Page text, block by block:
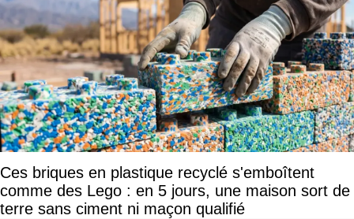
Ces briques en plastique recyclé s'emboîtent
comme des Lego : en 5 jours, une maison sort de
terre sans ciment ni maçon qualifié